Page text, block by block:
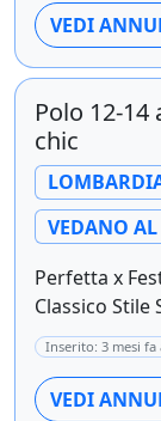
VEDI
Polo 12-
chic
VEDANO
Perfetta x
Classico Stile
Inserito: 3 mesi fa
VEDI